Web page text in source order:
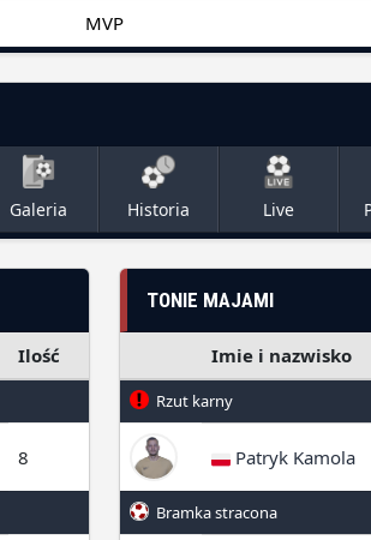
MVP
Galeria Historia Live
Ilość
8
TONIE MAJAMI
Imie i nazwisko
Rzut karny
Patryk Kamola
Bramka stracona